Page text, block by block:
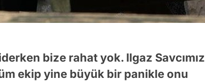
bize rahat yok. Ilgaz Savcımız
ekip yine büyük bir panikle onu